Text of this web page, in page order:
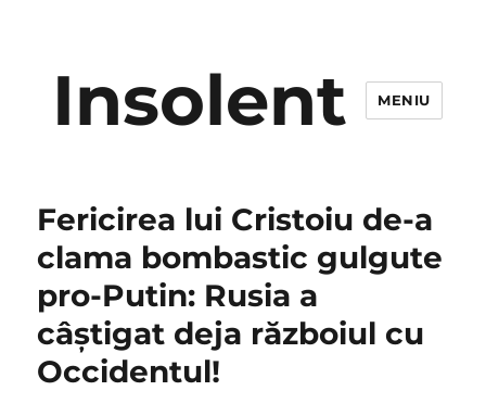
Insolent MENIU
Fericirea lui Cristoiu de-a
clama bombastic gulgute
pro-Putin: Rusia a
câștigat deja războiul cu
Occidentul!